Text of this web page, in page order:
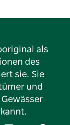
als
des
sie. Sie
und